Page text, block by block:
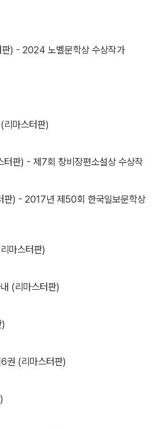
판) - 2024 노벨문학상 수상작가
리마스터판)
터판) - 제7회 창비장편소설상 수상작
판) - 2017년 제50회 한국일보문학상
마스터판)
(리마스터판)
권 (리마스터판)